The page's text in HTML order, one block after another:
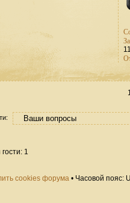
1
cookies форума • Часовой пояс: